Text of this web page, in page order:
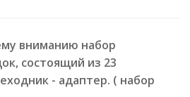
вниманию набор
состоящий из 23
- адаптер. ( набор